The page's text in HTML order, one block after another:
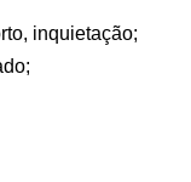
inquietação;